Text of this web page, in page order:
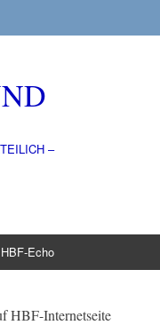
–
HBF-Echo
HBF-Internetseite